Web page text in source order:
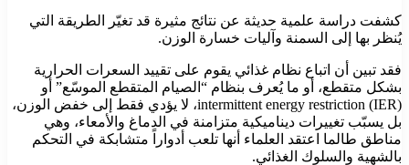
كشفت دراسة علمية حديثة عن نتائج مثيرة قد تغيّر الطريقة التي
يُنظر بها إلى السمنة وآليات خسارة الوزن.
فقد تبين أن اتباع نظام غذائي يقوم على تقييد السعرات الحرارية
بشكل متقطع، أو ما يُعرف بنظام “الصيام المتقطع الموسّع” أو
intermittent energy restriction (IER)، لا يؤدي فقط إلى خفض الوزن،
بل يسبّب تغييرات ديناميكية متزامنة في الدماغ والأمعاء، وهي
مناطق طالما اعتقد العلماء أنها تلعب أدواراً متشابكة في التحكم
بالشهية والسلوك الغذائي.